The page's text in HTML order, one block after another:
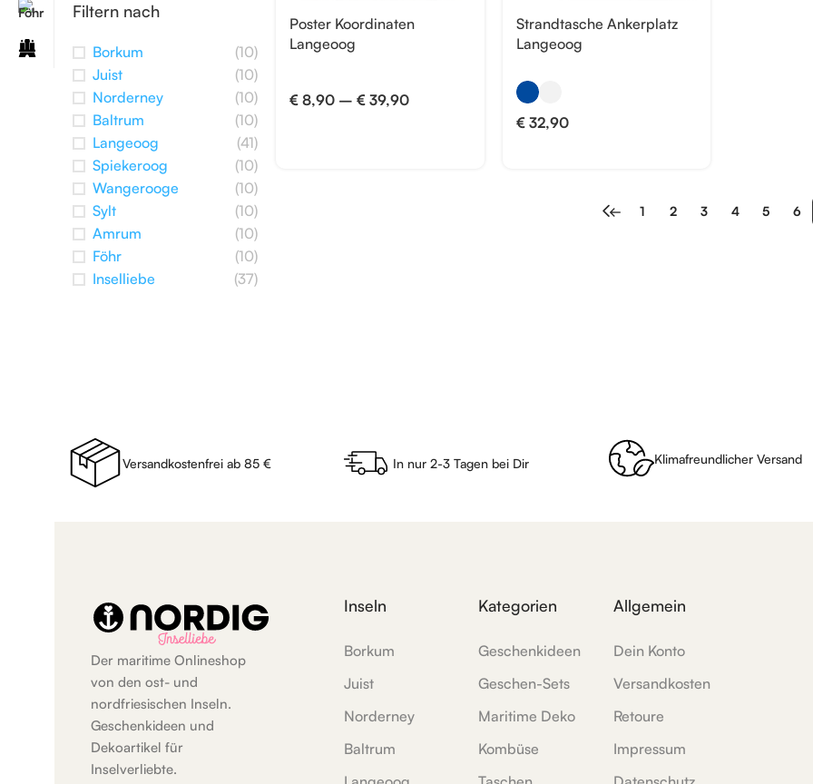
Filtern nach
Borkum
(10)
Juist
(10)
Norderney
(10)
Baltrum
(10)
Langeoog
(41)
Spiekeroog
(10)
Wangerooge
(10)
Sylt
(10)
Amrum
(10)
Föhr
(10)
Inselliebe
(37)
Poster Koordinaten
Langeoog
€ 8,90 –€ 39,90
Strandtasche Ankerplatz
Langeoog
€32,90
← 1 2 3 4 5 6
Versandkostenfrei ab 85 € In nur 2-3 Tagen bei Dir Klimafreundlicher Versand
Der maritime Onlineshop
von den ost- und
nordfriesischen Inseln.
Geschenkideen und
Dekoartikel für
Inselverliebte.
Inseln
Borkum
Juist
Norderney
Baltrum
Kategorien
Geschenkideen
Geschen-Sets
Maritime Deko
Kombüse
Allgemein
Dein Konto
Versandkosten
Retoure
Impressum